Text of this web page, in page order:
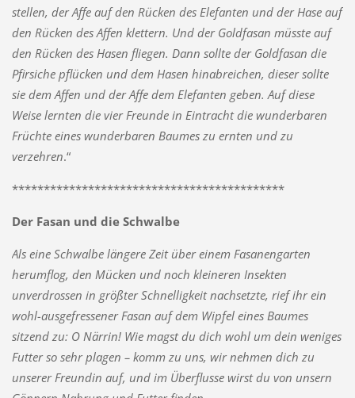
stellen, der Affe auf den Rücken des Elefanten und der Hase auf
den Rücken des Affen klettern. Und der Goldfasan müsste auf
den Rücken des Hasen fliegen. Dann sollte der Goldfasan die
Pfirsiche pflücken und dem Hasen hinabreichen, dieser sollte
sie dem Affen und der Affe dem Elefanten geben. Auf diese
Weise lernten die vier Freunde in Eintracht die wunderbaren
Früchte eines wunderbaren Baumes zu ernten und zu
verzehren.“
*******************************************
Der Fasan und die Schwalbe
Als eine Schwalbe längere Zeit über einem Fasanengarten
herumflog, den Mücken und noch kleineren Insekten
unverdrossen in größter Schnelligkeit nachsetzte, rief ihr ein
wohl-ausgefressener Fasan auf dem Wipfel eines Baumes
sitzend zu: O Närrin! Wie magst du dich wohl um dein weniges
Futter so sehr plagen – komm zu uns, wir nehmen dich zu
unserer Freundin auf, und im Überflusse wirst du von unsern